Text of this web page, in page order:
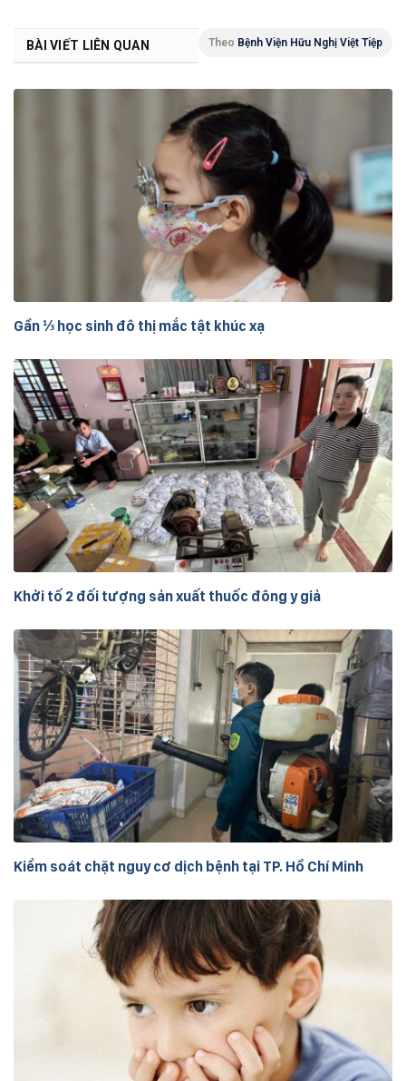
Theo Bệnh Viện Hữu Nghị Việt Tiệp
BÀI VIẾT LIÊN QUAN
Gần ⅓ học sinh đô thị mắc tật khúc xạ
Khởi tố 2 đối tượng sản xuất thuốc đông y giả
Kiểm soát chặt nguy cơ dịch bệnh tại TP. Hồ Chí Minh